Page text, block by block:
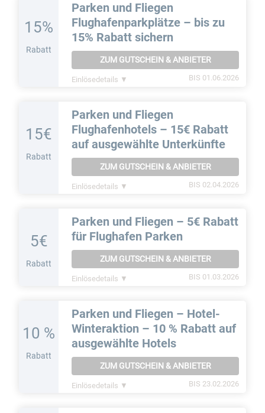
15%
Rabatt
Parken und Fliegen
Flughafenparkplätze – bis zu
15% Rabatt sichern
ZUM GUTSCHEIN & ANBIETER
BIS 01.06.2026
Einlösedetails ▼
15€
Rabatt
Parken und Fliegen
Flughafenhotels – 15€ Rabatt
auf ausgewählte Unterkünfte
ZUM GUTSCHEIN & ANBIETER
BIS 02.04.2026
Einlösedetails ▼
5€
Rabatt
Parken und Fliegen – 5€ Rabatt
für Flughafen Parken
ZUM GUTSCHEIN & ANBIETER
BIS 01.03.2026
Einlösedetails ▼
10 %
Rabatt
Parken und Fliegen – Hotel-
Winteraktion – 10 % Rabatt auf
ausgewählte Hotels
ZUM GUTSCHEIN & ANBIETER
BIS 23.02.2026
Einlösedetails ▼